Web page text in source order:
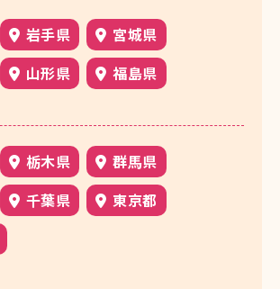
岩手県
宮城県
山形県 福島県
栃木県
群馬県
千葉県
東京都